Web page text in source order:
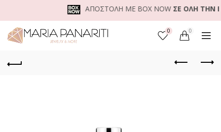
ΑΠΟΣΤΟΛΗ ΜΕ BOX NOWΣΕ ΟΛΗ ΤΗΝ
0 0